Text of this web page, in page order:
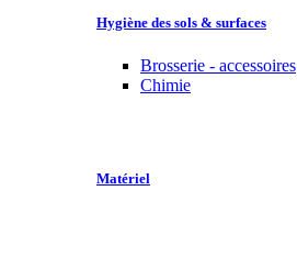
Hygiène des sols & surfaces
Brosserie - accessoires
Chimie
Matériel